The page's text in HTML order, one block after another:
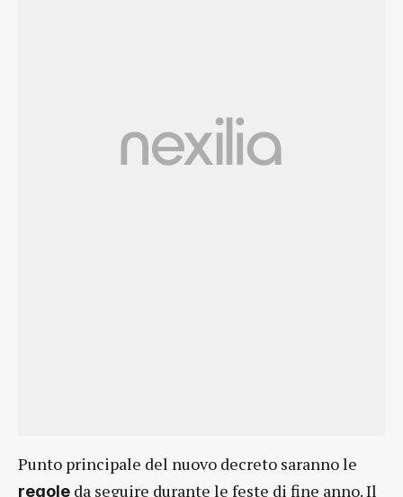
Punto principale del nuovo decreto saranno le
regole da seguire durante le feste di fine anno. Il